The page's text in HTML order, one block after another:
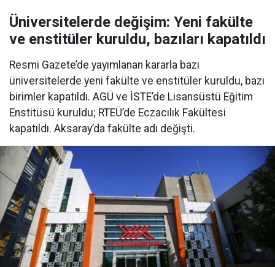
Üniversitelerde değişim: Yeni fakülte
ve enstitüler kuruldu, bazıları kapatıldı
Resmi Gazete’de yayımlanan kararla bazı
üniversitelerde yeni fakülte ve enstitüler kuruldu, bazı
birimler kapatıldı. AGÜ ve İSTE’de Lisansüstü Eğitim
Enstitüsü kuruldu; RTEÜ’de Eczacılık Fakültesi
kapatıldı. Aksaray’da fakülte adı değişti.